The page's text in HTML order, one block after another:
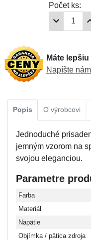
Počet ks:
Máte
Napíšte nám
Popis O výrobcovi
Jednoduché
jemným vzorom na
svojou eleganciou.
Parametre
Farba
Materiál
Napätie
Objímka / pätica zdroja